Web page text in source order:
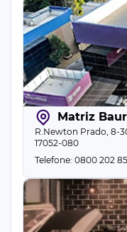
Matriz
R.Newton Prado, 8-
17052-080
Telefone: 0800 202